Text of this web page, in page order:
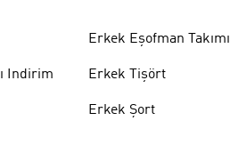
Indirim
Erkek Eşofman Takımı
Erkek Tişört
Erkek Şort